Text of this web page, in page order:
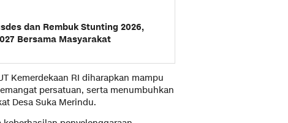
dan Rembuk Stunting 2026,
Bersama Masyarakat
Kemerdekaan RI diharapkan mampu
persatuan, serta menumbuhkan
Desa Suka Merindu.